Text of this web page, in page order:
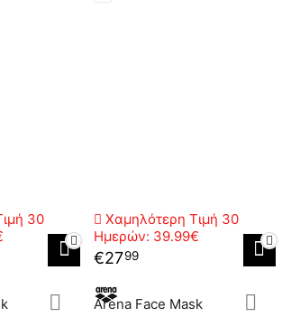
30
Χαμηλότερη Τιμή 30
Ημερών: 39.99€
€2799
Arena Face Mask